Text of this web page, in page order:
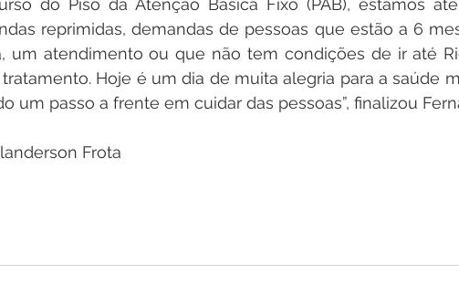
do Piso da Atenção Básica Fixo (PAB), estamos
reprimidas, demandas de pessoas que estão a 6
um atendimento ou que não tem condições de ir até
Hoje é um dia de muita alegria para a saúde
um passo a frente em cuidar das pessoas”, finalizou
Frota